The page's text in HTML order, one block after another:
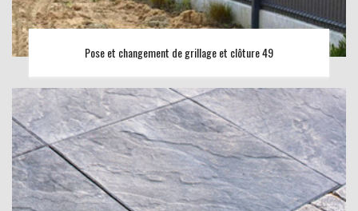
Pose et changement de grillage et clôture 49